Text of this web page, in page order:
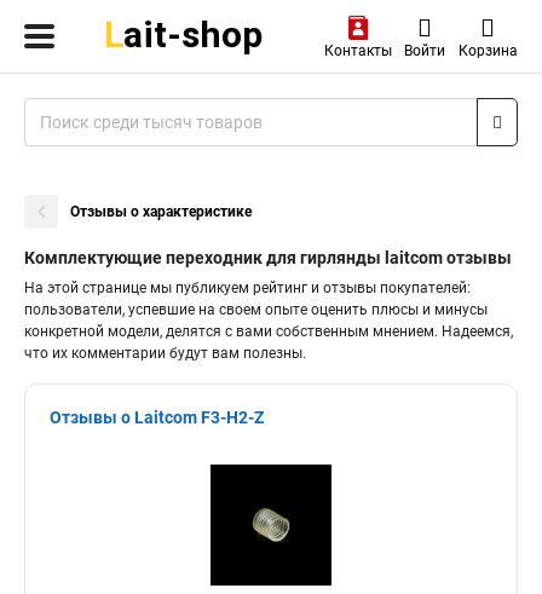
Контакты Войти Корзина
Отзывы о характеристике
Комплектующие переходник для гирлянды laitcom отзывы
На этой странице мы публикуем рейтинг и отзывы покупателей:
пользователи, успевшие на своем опыте оценить плюсы и минусы
конкретной модели, делятся с вами собственным мнением. Надеемся,
что их комментарии будут вам полезны.
Отзывы о Laitcom F3-H2-Z